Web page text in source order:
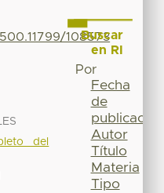
108573
del
Buscar
en RI
Por
Fecha
de
publicación
Autor
Título
Materia
Tipo